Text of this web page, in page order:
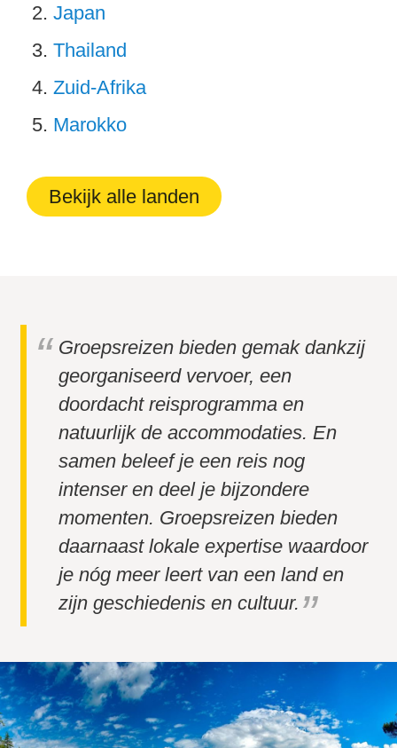
Japan
Thailand
Zuid-Afrika
Marokko
Bekijk alle landen
Groepsreizen bieden gemak dankzij
georganiseerd vervoer, een
doordacht reisprogramma en
natuurlijk de accommodaties. En
samen beleef je een reis nog
intenser en deel je bijzondere
momenten. Groepsreizen bieden
daarnaast lokale expertise waardoor
je nóg meer leert van een land en
zijn geschiedenis en cultuur.